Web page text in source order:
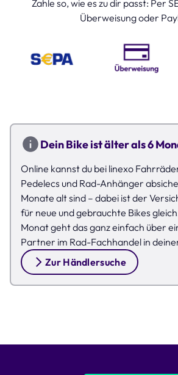
Zahle so, wie es zu dir passt: Per
Überweisung oder
Dein Bike ist älter als 6
Online kannst du bei linexo
Pedelecs und Rad-Anhänger
Monate alt sind – dabei ist der
für neue und gebrauchte Bikes
Monat geht das ganz einfach über
Partner im Rad-Fachhandel in
Zur Händlersuche